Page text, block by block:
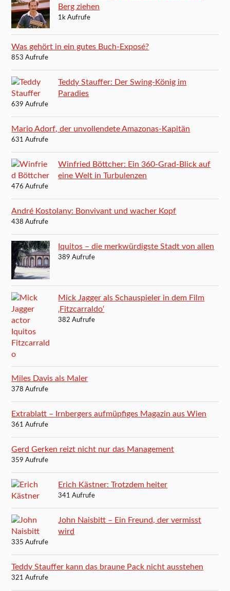
Berg ziehen
1k Aufrufe
Was gehört in ein gutes Buch-Exposé?
853 Aufrufe
Teddy Stauffer: Der Swing-König im
Paradies
639 Aufrufe
Mario Adorf, der unvollendete Amazonas-Kapitän
631 Aufrufe
Winfried Böttcher: Ein 360-Grad-Blick auf
eine Welt in Turbulenzen
476 Aufrufe
André Kostolany: Bonvivant und wacher Kopf
438 Aufrufe
Iquitos – die merkwürdigste Stadt von allen
389 Aufrufe
Mick Jagger als Schauspieler in dem Film
‚Fitzcarraldo‘
382 Aufrufe
Miles Davis als Maler
378 Aufrufe
Extrablatt – Irnbergers aufmüpfiges Magazin aus Wien
361 Aufrufe
Gerd Gerken reizt nicht nur das Management
359 Aufrufe
Erich Kästner: Trotzdem heiter
341 Aufrufe
John Naisbitt – Ein Freund, der vermisst
wird
335 Aufrufe
Teddy Stauffer kann das braune Pack nicht ausstehen
321 Aufrufe